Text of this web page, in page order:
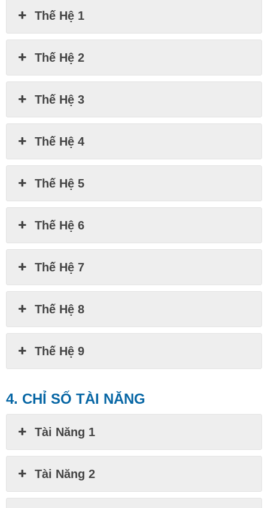
Thế Hệ 1
Thế Hệ 2
Thế Hệ 3
Thế Hệ 4
Thế Hệ 5
Thế Hệ 6
Thế Hệ 7
Thế Hệ 8
Thế Hệ 9
4. CHỈ SỐ TÀI NĂNG
Tài Năng 1
Tài Năng 2